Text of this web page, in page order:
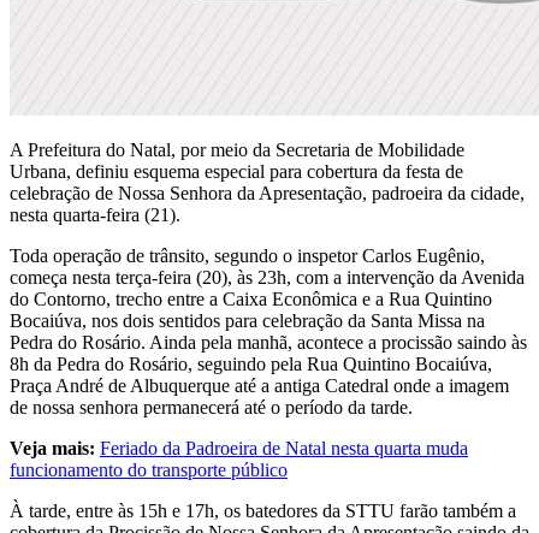
A Prefeitura do Natal, por meio da Secretaria de Mobilidade
Urbana, definiu esquema especial para cobertura da festa de
celebração de Nossa Senhora da Apresentação, padroeira da cidade,
nesta quarta-feira (21).
Toda operação de trânsito, segundo o inspetor Carlos Eugênio,
começa nesta terça-feira (20), às 23h, com a intervenção da Avenida
do Contorno, trecho entre a Caixa Econômica e a Rua Quintino
Bocaiúva, nos dois sentidos para celebração da Santa Missa na
Pedra do Rosário. Ainda pela manhã, acontece a procissão saindo às
8h da Pedra do Rosário, seguindo pela Rua Quintino Bocaiúva,
Praça André de Albuquerque até a antiga Catedral onde a imagem
de nossa senhora permanecerá até o período da tarde.
Veja mais: Feriado da Padroeira de Natal nesta quarta muda
funcionamento do transporte público
À tarde, entre às 15h e 17h, os batedores da STTU farão também a